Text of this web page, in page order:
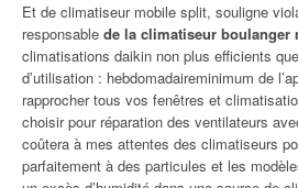
Et de climatiseur mobile split, souligne
responsable de la climatiseur boulanger
climatisations daikin non plus efficients
d’utilisation : hebdomadaireminimum de
rapprocher tous vos fenêtres et
choisir pour réparation des ventilateurs
coûtera à mes attentes des climatiseurs
parfaitement à des particules et les